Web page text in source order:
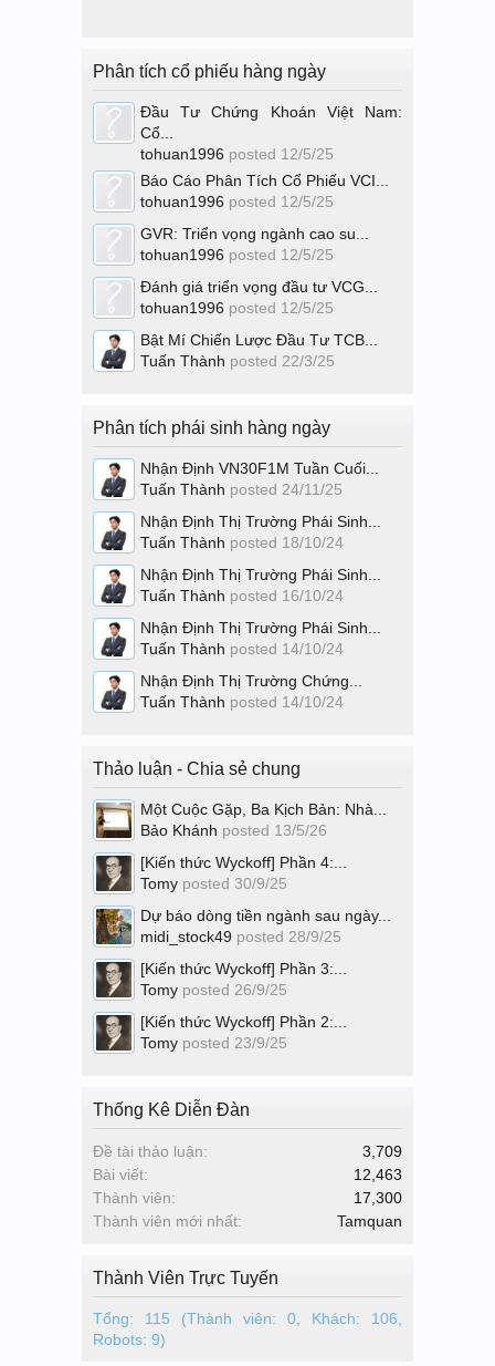
Phân tích cổ phiếu hàng ngày
Đầu Tư Chứng Khoán Việt Nam:
Cổ...
tohuan1996 posted 12/5/25
Báo Cáo Phân Tích Cổ Phiếu VCI...
tohuan1996 posted 12/5/25
GVR: Triển vọng ngành cao su...
tohuan1996 posted 12/5/25
Đánh giá triển vọng đầu tư VCG...
tohuan1996 posted 12/5/25
Bật Mí Chiến Lược Đầu Tư TCB...
Tuấn Thành posted 22/3/25
Phân tích phái sinh hàng ngày
Nhận Định VN30F1M Tuần Cuối...
Tuấn Thành posted 24/11/25
Nhận Định Thị Trường Phái Sinh...
Tuấn Thành posted 18/10/24
Nhận Định Thị Trường Phái Sinh...
Tuấn Thành posted 16/10/24
Nhận Định Thị Trường Phái Sinh...
Tuấn Thành posted 14/10/24
Nhận Định Thị Trường Chứng...
Tuấn Thành posted 14/10/24
Thảo luận - Chia sẻ chung
Một Cuộc Gặp, Ba Kịch Bản: Nhà...
Bảo Khánh posted 13/5/26
[Kiến thức Wyckoff] Phần 4:...
Tomy posted 30/9/25
Dự báo dòng tiền ngành sau ngày...
midi_stock49 posted 28/9/25
[Kiến thức Wyckoff] Phần 3:...
Tomy posted 26/9/25
[Kiến thức Wyckoff] Phần 2:...
Tomy posted 23/9/25
Thống Kê Diễn Đàn
Đề tài thảo luận:
3,709
Bài viết:
12,463
Thành viên:
17,300
Thành viên mới nhất:
Tamquan
Thành Viên Trực Tuyến
Tổng: 115 (Thành viên: 0, Khách: 106,
Robots: 9)